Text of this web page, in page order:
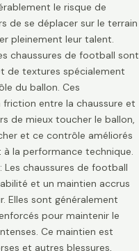
le risque de
de se déplacer sur le terrain
pleinement leur talent.
chaussures de football sont
de textures spécialement
du ballon. Ces
entre la chaussure et
de mieux toucher le ballon,
et ce contrôle améliorés
la performance technique.
chaussures de football
et un maintien accrus
Elles sont généralement
pour maintenir le
Ce maintien est
et autres blessures,